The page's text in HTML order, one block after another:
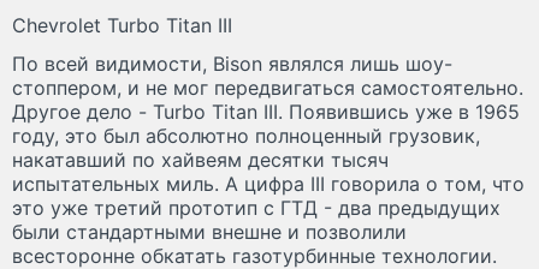
Chevrolet Turbo Titan III
По всей видимости, Bison являлся лишь шоу-
стоппером, и не мог передвигаться самостоятельно.
Другое дело - Turbo Titan III. Появившись уже в 1965
году, это был абсолютно полноценный грузовик,
накатавший по хайвеям десятки тысяч
испытательных миль. А цифра III говорила о том, что
это уже третий прототип с ГТД - два предыдущих
были стандартными внешне и позволили
всесторонне обкатать газотурбинные технологии.